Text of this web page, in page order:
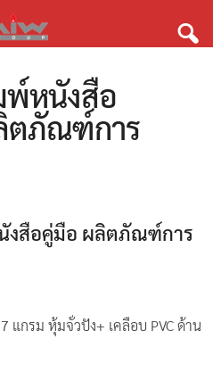
พ์หนังสือ
ตภัณฑ์การ
งสือคู่มือ ผลิตภัณฑ์การ
แกรม หุ้มจั่วปัง+ เคลือบ PVC ด้าน